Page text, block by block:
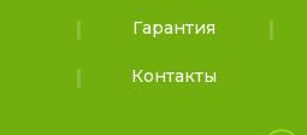
Гарантия
Контакты